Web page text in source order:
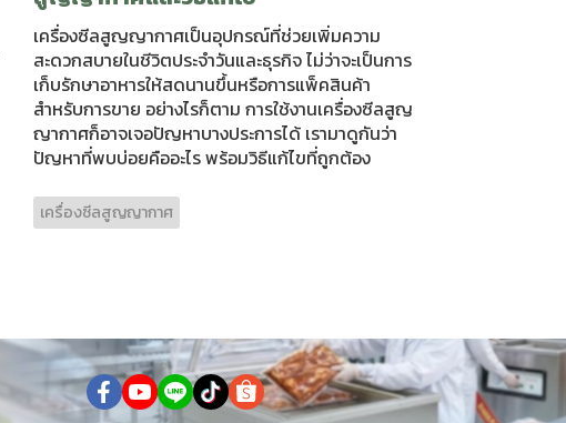
เครื่องซีลสูญญากาศเป็นอุปกรณ์ที่ช่วยเพิ่มความ
สะดวกสบายในชีวิตประจำวันและธุรกิจ ไม่ว่าจะเป็นการ
เก็บรักษาอาหารให้สดนานขึ้นหรือการแพ็คสินค้า
สำหรับการขาย อย่างไรก็ตาม การใช้งานเครื่องซีลสูญ
ญากาศก็อาจเจอปัญหาบางประการได้ เรามาดูกันว่า
ปัญหาที่พบบ่อยคืออะไร พร้อมวิธีแก้ไขที่ถูกต้อง
เครื่องซีลสูญญากาศ